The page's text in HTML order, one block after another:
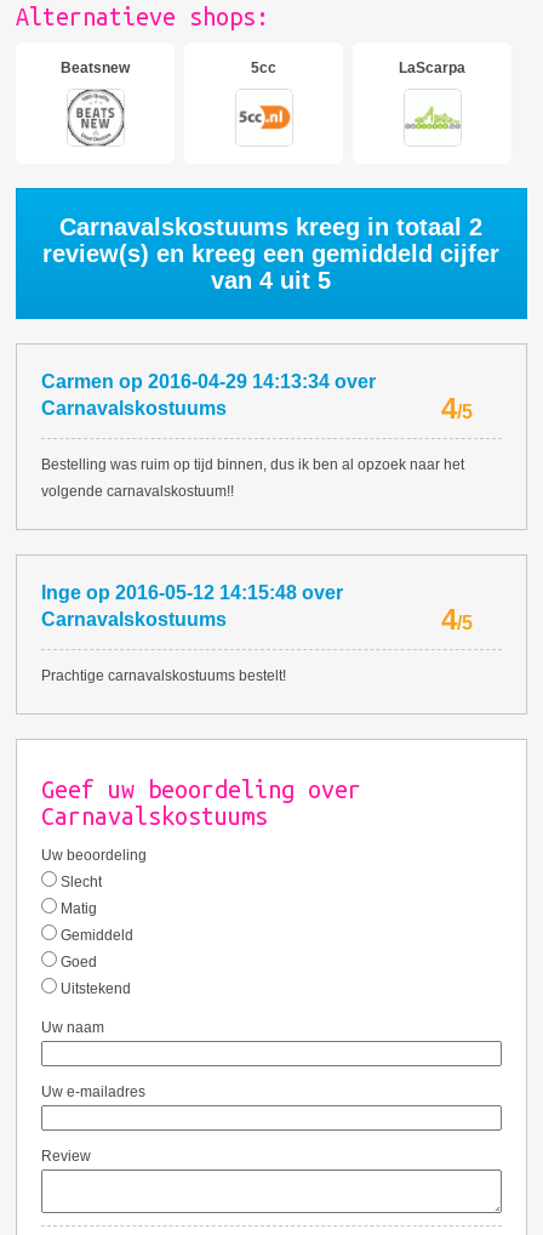
Alternatieve shops:
Beatsnew 5cc LaScarpa
Carnavalskostuums kreeg in totaal2
review(s) en kreeg een gemiddeld cijfer
van4 uit 5
Carmen op2016-04-29 14:13:34 over
Carnavalskostuums
4/5
Bestelling was ruim op tijd binnen, dus ik ben al opzoek naar het
volgende carnavalskostuum!!
Inge op2016-05-12 14:15:48 over
Carnavalskostuums
4/5
Prachtige carnavalskostuums bestelt!
Geef uw beoordeling over
Carnavalskostuums
Uw beoordeling
Slecht
Matig
Gemiddeld
Goed
Uitstekend
Uw naam
Uw e-mailadres
Review